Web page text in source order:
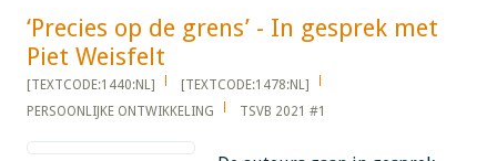
‘Precies op de grens’ - In gesprek met
Piet Weisfelt​​​​​​
[TEXTCODE:1440:NL]
[TEXTCODE:1478:NL]
PERSOONLIJKE ONTWIKKELING
TSVB 2021 #1